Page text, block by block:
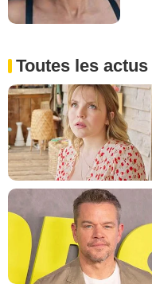
Toutes les